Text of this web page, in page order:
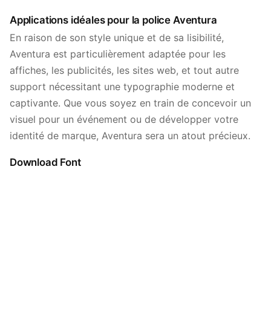
Applications idéales pour la police Aventura
En raison de son style unique et de sa lisibilité,
Aventura est particulièrement adaptée pour les
affiches, les publicités, les sites web, et tout autre
support nécessitant une typographie moderne et
captivante. Que vous soyez en train de concevoir un
visuel pour un événement ou de développer votre
identité de marque, Aventura sera un atout précieux.
Download Font